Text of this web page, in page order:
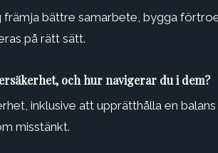
främja bättre samarbete, bygga
på rätt sätt.
och hur navigerar du i dem?
inklusive att upprätthålla en
misstänkt.